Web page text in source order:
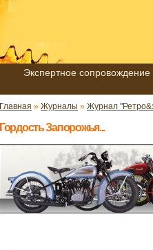
Экспертное
Главная » Журналы » Журнал
Гордость Запорожья...